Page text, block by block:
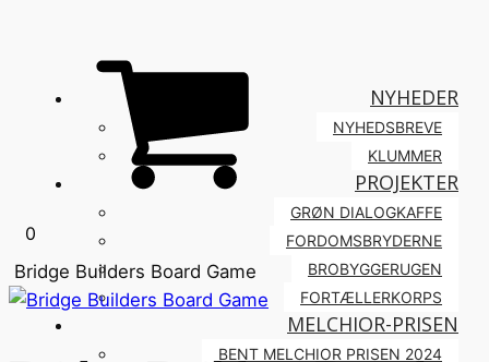
NYHEDER
NYHEDSBREVE
KLUMMER
PROJEKTER
GRØN DIALOGKAFFE
FORDOMSBRYDERNE
BROBYGGERUGEN
FORTÆLLERKORPS
MELCHIOR-PRISEN
BENT MELCHIOR PRISEN 2024
Cart
0
Bridge Builders Board Game